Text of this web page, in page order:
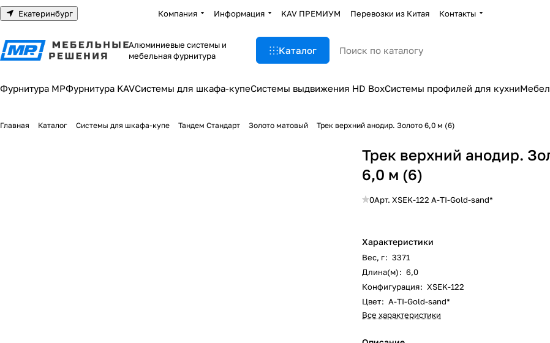
Екатеринбург Компания Информация KAV ПРЕМИУМ Перевозки из Китая Контакты
Алюминиевые системы и
мебельная фурнитура
Каталог
Фурнитура МРФурнитура KAVСистемы для шкафа-купеСистемы выдвижения HD BoxСистемы профилей для кухни
Главная Каталог Системы для шкафа-купе Тандем Стандарт Золото матовый Трек верхний анодир. Золото 6,0 м (6)
Трек верхний анодир.
6,0 м (6)
0Арт.XSEK-122 A-TI-Gold-sand*
Характеристики
Вес, г: 3371
Длина(м): 6,0
Конфигурация: XSEK-122
Цвет: A-TI-Gold-sand*
Все характеристики